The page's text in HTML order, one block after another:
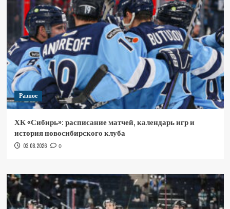
Разное
ХК «Сибирь»: расписание матчей, календарь игр и
история новосибирского клуба
03.08.2026 0